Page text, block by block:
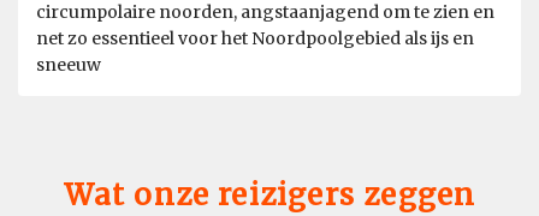
circumpolaire noorden, angstaanjagend om te zien en
net zo essentieel voor het Noordpoolgebied als ijs en
sneeuw
Wat onze reizigers zeggen